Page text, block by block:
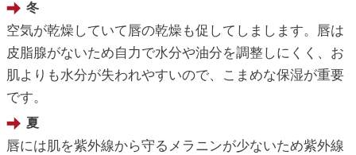
冬
空気が乾燥していて唇の乾燥も促してしまします。唇は
皮脂腺がないため自力で水分や油分を調整しにくく、お
肌よりも水分が失われやすいので、こまめな保湿が重要
です。
夏
唇には肌を紫外線から守るメラニンが少ないため紫外線